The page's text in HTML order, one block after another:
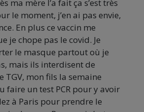
ma mère l’a fait ça s’est très
le moment, j’en ai pas envie,
En plus ce vaccin me
je chope pas le covid. Je
le masque partout où je
mais ils interdisent de
TGV, mon fils la semaine
faire un test PCR pour y avoir
à Paris pour prendre le